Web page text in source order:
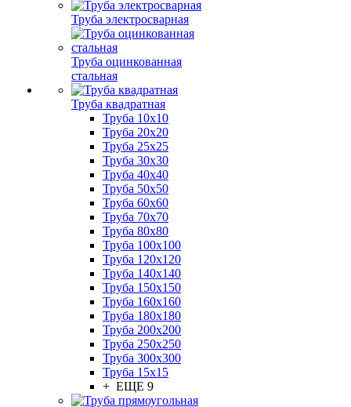
Труба электросварная
Труба оцинкованная
стальная
Труба квадратная
Труба 10x10
Труба 20x20
Труба 25x25
Труба 30x30
Труба 40x40
Труба 50x50
Труба 60x60
Труба 70x70
Труба 80x80
Труба 100x100
Труба 120x120
Труба 140x140
Труба 150x150
Труба 160x160
Труба 180x180
Труба 200x200
Труба 250x250
Труба 300x300
Труба 15x15
+ ЕЩЕ 9